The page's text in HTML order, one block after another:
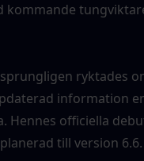
kommande
ryktades
information
Hennes officiella
till version 6.6.